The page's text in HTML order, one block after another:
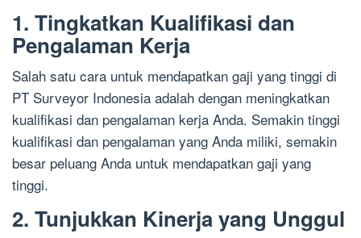
1. Tingkatkan Kualifikasi dan
Pengalaman Kerja
Salah satu cara untuk mendapatkan gaji yang tinggi di
PT Surveyor Indonesia adalah dengan meningkatkan
kualifikasi dan pengalaman kerja Anda. Semakin tinggi
kualifikasi dan pengalaman yang Anda miliki, semakin
besar peluang Anda untuk mendapatkan gaji yang
tinggi.
2. Tunjukkan Kinerja yang Unggul